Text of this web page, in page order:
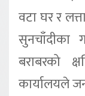
वटा घर र
बराबरको
कार्यालयले